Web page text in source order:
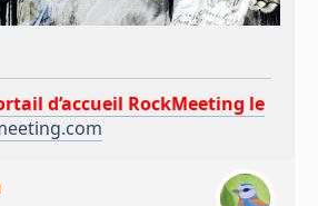
d’accueil RockMeeting le